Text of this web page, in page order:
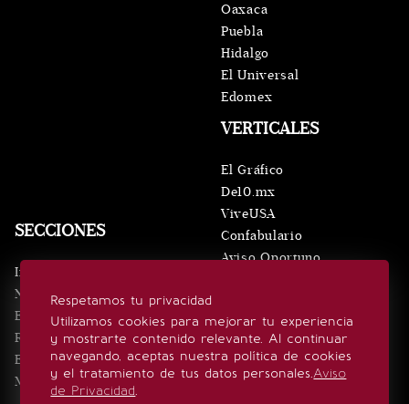
Respetamos tu privacidad
Utilizamos cookies para mejorar tu experiencia
y mostrarte contenido relevante. Al continuar
navegando, aceptas nuestra política de cookies
y el tratamiento de tus datos personales.Aviso
de Privacidad.
SECCIONES
Inicio
Noticias
Eventos
Realeza
Estilo de vida
Minuto x Minuto
VERTICALES
El Gráfico
De10.mx
ViveUSA
Confabulario
Aviso Oportuno
Oaxaca
Puebla
Hidalgo
El Universal
Edomex
SÍGUENOS